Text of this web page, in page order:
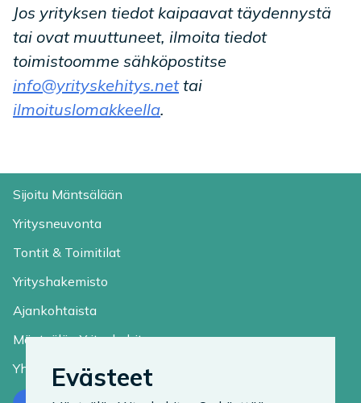
Jos yrityksen tiedot kaipaavat täydennystä
tai ovat muuttuneet, ilmoita tiedot
toimistoomme sähköpostitse
info@yrityskehitys.nettai
ilmoituslomakkeella.
Sijoitu Mäntsälään
Yritysneuvonta
Tontit & Toimitilat
Yrityshakemisto
Ajankohtaista
Mäntsälän Yrityskehitys
YhteystiedotEvästeet